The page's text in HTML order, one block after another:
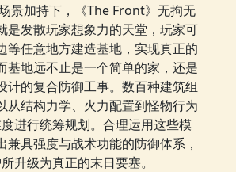
景加持下，《The Front》无拘无
是发散玩家想象力的天堂，玩家可
等任意地方建造基地，实现真正的
基地远不止是一个简单的家，还是
计的复合防御工事。数百种建筑组
从结构力学、火力配置到怪物行为
进行统筹规划。合理运用这些模
兼具强度与战术功能的防御体系，
升级为真正的末日要塞。